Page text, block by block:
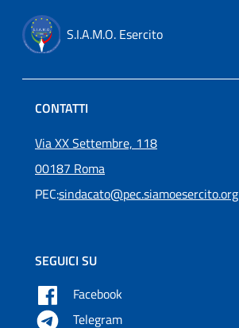
S.I.A.M.O. Esercito
CONTATTI
Via XX Settembre, 118
00187 Roma
PEC:sindacato@pec.siamoesercito.org
SEGUICI SU
Facebook
Telegram